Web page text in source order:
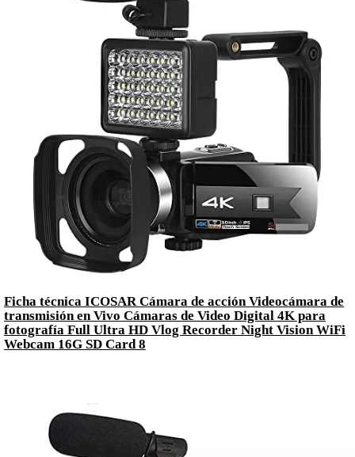
Ficha técnica ICOSAR Cámara de acción Videocámara de
transmisión en Vivo Cámaras de Video Digital 4K para
fotografía Full Ultra HD Vlog Recorder Night Vision WiFi
Webcam 16G SD Card 8